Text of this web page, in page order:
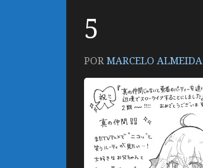
5
PORMARCELO ALMEIDA